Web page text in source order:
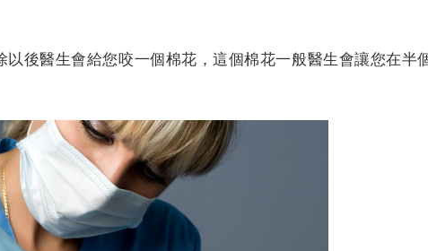
後醫生會給您咬一個棉花，這個棉花一般醫生會讓您在半